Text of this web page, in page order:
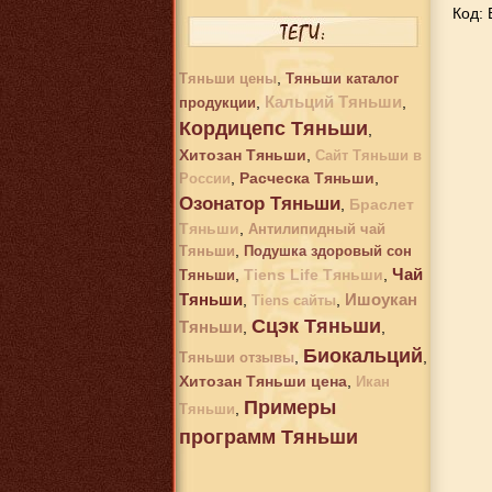
2 242 руб.
Хитозан Тяньши
Тяньши цены Тяньши каталог
продукции
Кальций Тяньши
Кордицепс Тяньши
Хитозан Тяньши
Сайт Тяньши в
России
Расческа Тяньши
Озонатор Тяньши Браслет
Тяньши Антилипидный чай
Тяньши
Подушка здоровый сон
Тяньши Tiens Life Тяньши Чай
Тяньши Tiens сайты Ишоукан
Тяньши Сцэк Тяньши
Тяньши отзывы Биокальций
Хитозан Тяньши цена
Икан
Тяньши
Примеры
программ Тяньши
Код: